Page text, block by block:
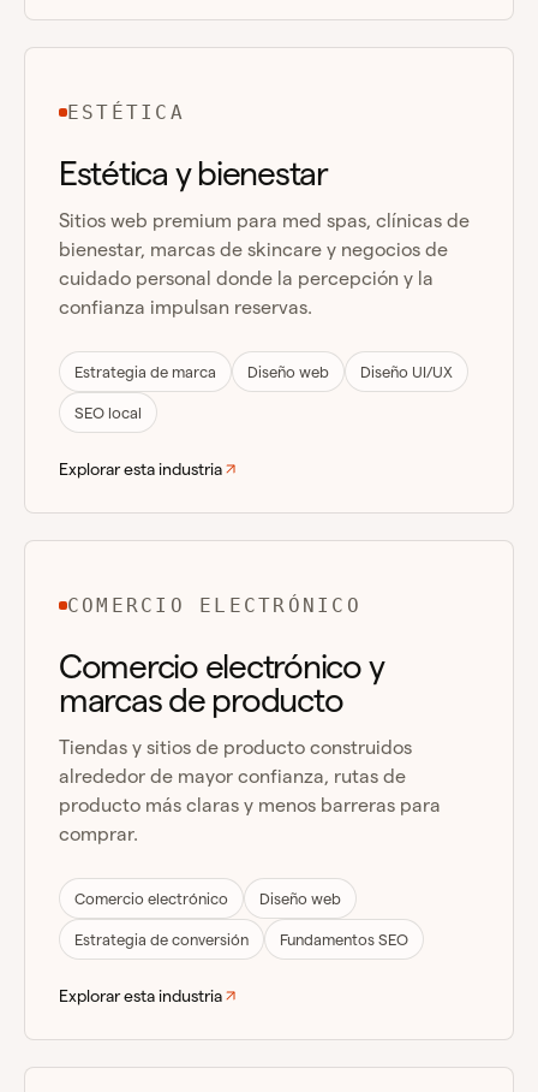
ESTÉTICA
Estética y bienestar
Sitios web premium para med spas, clínicas de
bienestar, marcas de skincare y negocios de
cuidado personal donde la percepción y la
confianza impulsan reservas.
Estrategia de marca Diseño web Diseño UI/UX
SEO local
Explorar esta industria
COMERCIO ELECTRÓNICO
Comercio electrónico y
marcas de producto
Tiendas y sitios de producto construidos
alrededor de mayor confianza, rutas de
producto más claras y menos barreras para
comprar.
Comercio electrónico Diseño web
Estrategia de conversión Fundamentos SEO
Explorar esta industria